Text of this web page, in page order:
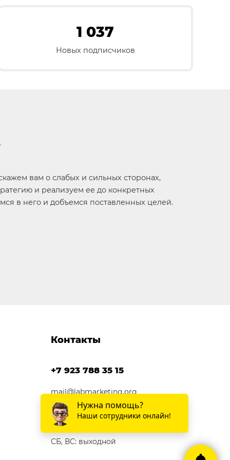
1 037
Новых подписчиков
вам о слабых и сильных сторонах,
и реализуем ее до конкретных
в него и добъемся поставленных целей.
Контакты
+7 923 788 35 15
mail@labmarketing.org
г. Ижевск
СБ, ВС: выходной